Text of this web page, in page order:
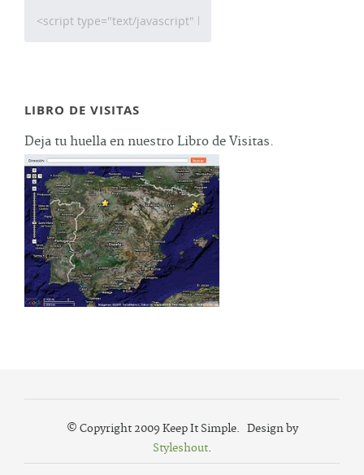
LIBRO DE VISITAS
Deja tu huella en nuestro Libro de Visitas.
© Copyright 2009 Keep It Simple. Design by
Styleshout.